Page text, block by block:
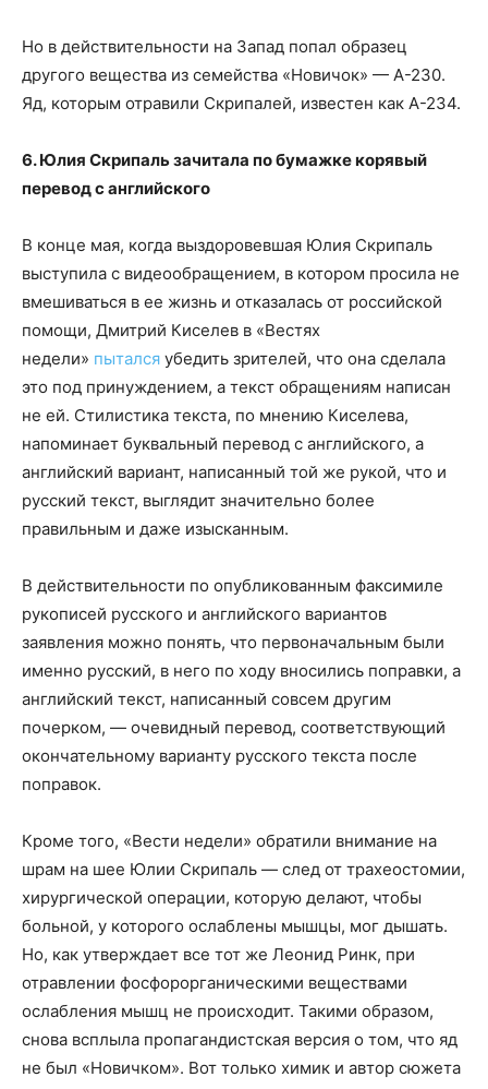
Но в действительности на Запад попал образец
другого вещества из семейства «Новичок» — А-230.
Яд, которым отравили Скрипалей, известен как А-234.
6. Юлия Скрипаль зачитала по бумажке корявый
перевод с английского
В конце мая, когда выздоровевшая Юлия Скрипаль
выступила с видеообращением, в котором просила не
вмешиваться в ее жизнь и отказалась от российской
помощи, Дмитрий Киселев в «Вестях
недели» пытался убедить зрителей, что она сделала
это под принуждением, а текст обращениям написан
не ей. Стилистика текста, по мнению Киселева,
напоминает буквальный перевод с английского, а
английский вариант, написанный той же рукой, что и
русский текст, выглядит значительно более
правильным и даже изысканным.
В действительности по опубликованным факсимиле
рукописей русского и английского вариантов
заявления можно понять, что первоначальным были
именно русский, в него по ходу вносились поправки, а
английский текст, написанный совсем другим
почерком, — очевидный перевод, соответствующий
окончательному варианту русского текста после
поправок.
Кроме того, «Вести недели» обратили внимание на
шрам на шее Юлии Скрипаль — след от трахеостомии,
хирургической операции, которую делают, чтобы
больной, у которого ослаблены мышцы, мог дышать.
Но, как утверждает все тот же Леонид Ринк, при
отравлении фосфорорганическими веществами
ослабления мышц не происходит. Такими образом,
снова всплыла пропагандистская версия о том, что яд
не был «Новичком». Вот только химик и автор сюжета